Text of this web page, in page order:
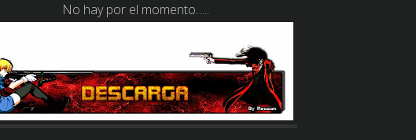
No hay por el momento…..